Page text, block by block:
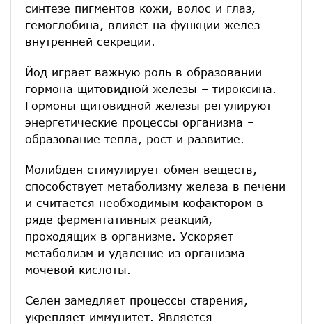
синтезе пигментов кожи, волос и глаз,
гемоглобина, влияет на функции желез
внутренней секреции.
Йод играет важную роль в образовании
гормона щитовидной железы – тироксина.
Гормоны щитовидной железы регулируют
энергетические процессы организма –
образование тепла, рост и развитие.
Молибден стимулирует обмен веществ,
способствует метаболизму железа в печени
и считается необходимым кофактором в
ряде ферментативных реакций,
проходящих в организме. Ускоряет
метаболизм и удаление из организма
мочевой кислоты.
Селен замедляет процессы старения,
укрепляет иммунитет. Является